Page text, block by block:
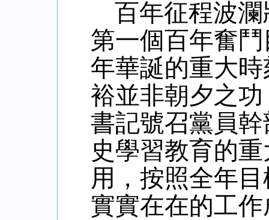
百年征程波
第一個百年奮
年華誕的重大
裕並非朝夕之
書記號召黨員
史學習教育的
用，按照全年
實實在在的工